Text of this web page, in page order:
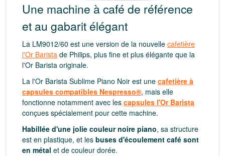
Une machine à café de référence
et au gabarit élégant
La LM9012/60 est une version de la nouvelle cafetière
l'Or Barista de Philips, plus fine et plus élégante que la
l'Or Barista originale.
La l'Or Barista Sublime Piano Noir est une cafetière à
capsules compatibles Nespresso®, mais elle
fonctionne notamment avec les capsules l'Or Barista
conçues spécialement pour cette machine.
Habillée d'une jolie couleur noire piano, sa structure
est en plastique, et les buses d'écoulement café sont
en métal et de couleur dorée.